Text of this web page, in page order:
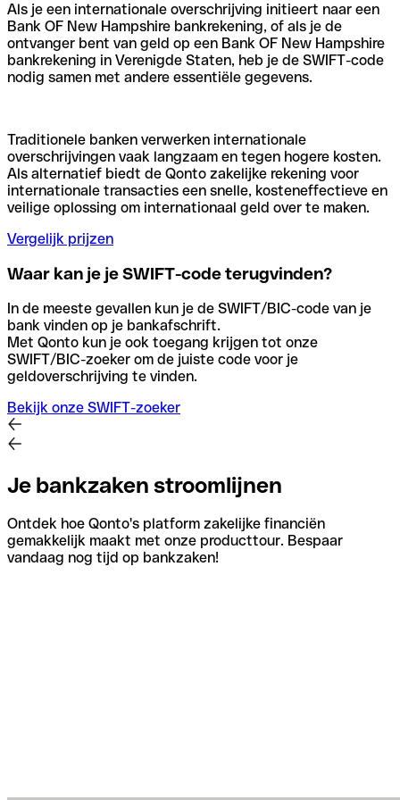
Als je een internationale overschrijving initieert naar een
Bank OF New Hampshire bankrekening, of als je de
ontvanger bent van geld op een Bank OF New Hampshire
bankrekening in Verenigde Staten, heb je de SWIFT-code
nodig samen met andere essentiële gegevens.
Traditionele banken verwerken internationale
overschrijvingen vaak langzaam en tegen hogere kosten.
Als alternatief biedt de Qonto zakelijke rekening voor
internationale transacties een snelle, kosteneffectieve en
veilige oplossing om internationaal geld over te maken.
Vergelijk prijzen
Waar kan je je SWIFT-code terugvinden?
In de meeste gevallen kun je de SWIFT/BIC-code van je
bank vinden op je bankafschrift.
Met Qonto kun je ook toegang krijgen tot onze
SWIFT/BIC-zoeker om de juiste code voor je
geldoverschrijving te vinden.
Bekijk onze SWIFT-zoeker
Je bankzaken stroomlijnen
Ontdek hoe Qonto's platform zakelijke financiën
gemakkelijk maakt met onze producttour. Bespaar
vandaag nog tijd op bankzaken!